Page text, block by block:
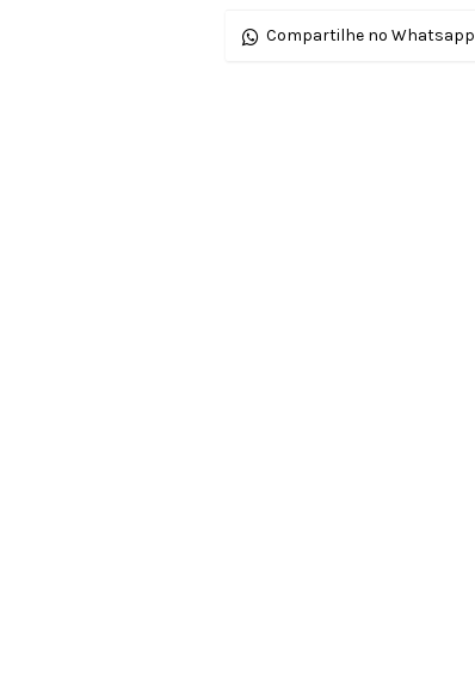
Compartilhe no Whatsapp